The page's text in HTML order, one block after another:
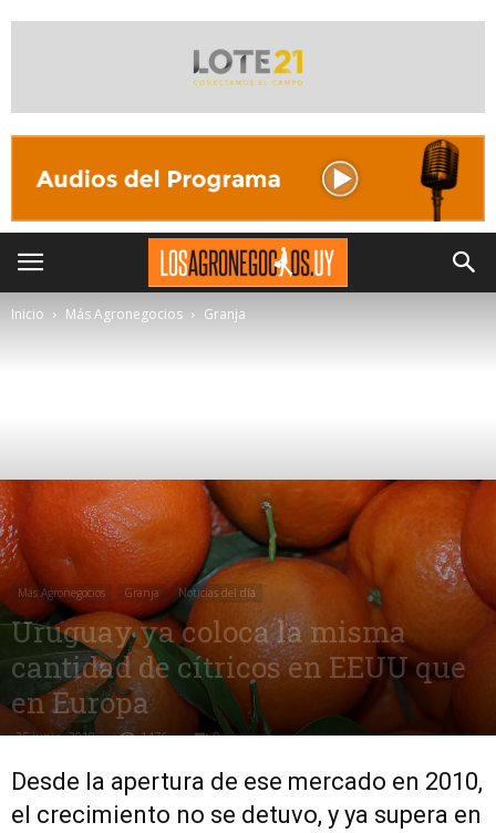
Inicio Más Agronegocios Granja
Más Agronegocios Granja Noticias del día
Uruguay ya coloca la misma
cantidad de cítricos en EEUU que
en Europa
25 junio, 2018 1476 0
Desde la apertura de ese mercado en 2010,
el crecimiento no se detuvo, y ya supera en